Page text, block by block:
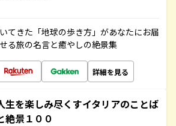
てきた「地球の歩き方」があなたにお届
る旅の名言と癒やしの絶景集
詳細を見る
生を楽しみ尽くすイタリアのことば
絶景１００